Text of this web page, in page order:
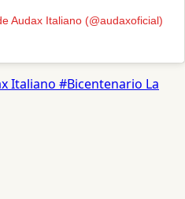
Audax Italiano (@audaxoficial)
Italiano #Bicentenario La